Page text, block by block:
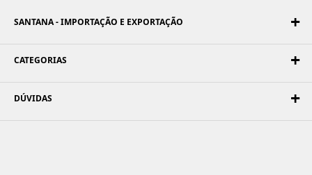
SANTANA - IMPORTAÇÃO E EXPORTAÇÃO
CATEGORIAS
DÚVIDAS